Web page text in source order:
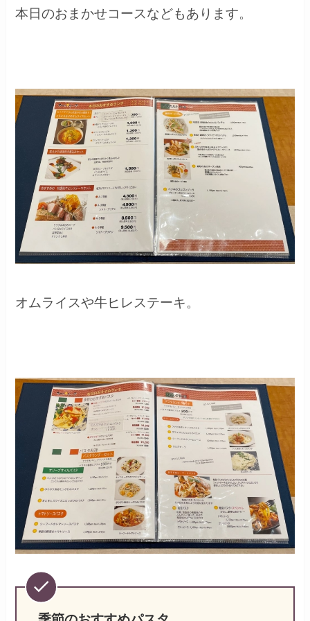
本日のおまかせコースなどもあります。
オムライスや牛ヒレステーキ。